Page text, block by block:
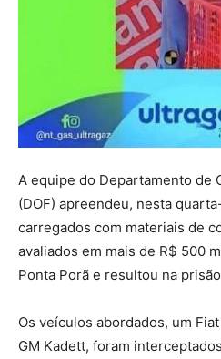
A equipe do Departamento de
(DOF) apreendeu, nesta
carregados com materiais de
avaliados em mais de R$ 500
Ponta Porã e resultou na
Os veículos abordados, um
GM Kadett, foram